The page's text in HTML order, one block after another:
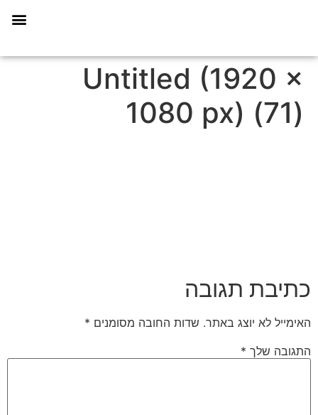
Untitled (1920 ×
1080 px) (71)
כתיבת תגובה
האימייל לא יוצג באתר. שדות החובה מסומנים *
התגובה שלך *